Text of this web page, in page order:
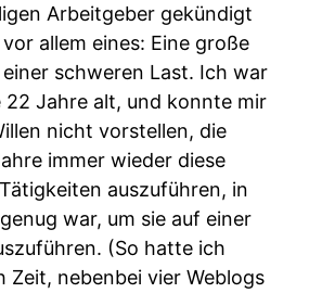
Arbeitgeber gekündigt
allem eines: Eine große
schweren Last. Ich war
22 Jahre alt, und konnte mir
nicht vorstellen, die
immer wieder diese
auszuführen, in
war, um sie auf einer
(So hatte ich
Zeit, nebenbei vier Weblogs